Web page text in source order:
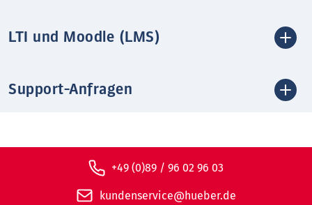
LTI und Moodle (LMS)
Support-Anfragen
+49 (0)89 / 96 02 96 03
kundenservice@hueber.de